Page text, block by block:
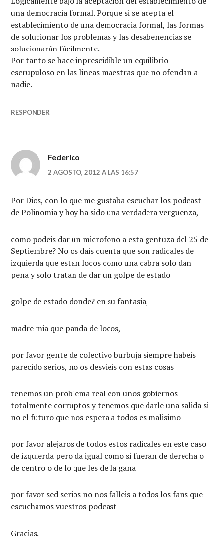
una democracia formal. Porque si se acepta el
establecimiento de una democracia formal, las formas
de solucionar los problemas y las desabenencias se
solucionarán fácilmente.
Por tanto se hace inprescidible un equilibrio
escrupuloso en las lineas maestras que no ofendan a
nadie.
RESPONDER
Federico
2 AGOSTO, 2012 A LAS 16:57
Por Dios, con lo que me gustaba escuchar los podcast
de Polinomia y hoy ha sido una verdadera verguenza,
como podeis dar un microfono a esta gentuza del 25 de
Septiembre? No os dais cuenta que son radicales de
izquierda que estan locos como una cabra solo dan
pena y solo tratan de dar un golpe de estado
golpe de estado donde? en su fantasia,
madre mia que panda de locos,
por favor gente de colectivo burbuja siempre habeis
parecido serios, no os desvieis con estas cosas
tenemos un problema real con unos gobiernos
totalmente corruptos y tenemos que darle una salida si
no el futuro que nos espera a todos es malisimo
por favor alejaros de todos estos radicales en este caso
de izquierda pero da igual como si fueran de derecha o
de centro o de lo que les de la gana
por favor sed serios no nos falleis a todos los fans que
escuchamos vuestros podcast
Gracias.